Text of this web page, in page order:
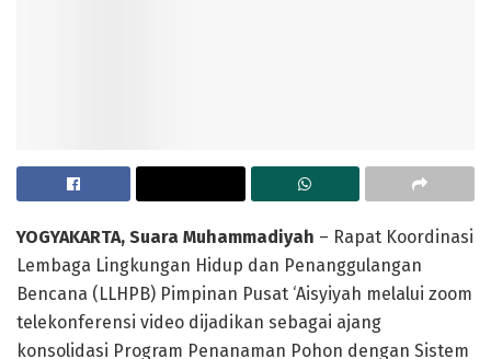
YOGYAKARTA, Suara Muhammadiyah – Rapat Koordinasi
Lembaga Lingkungan Hidup dan Penanggulangan
Bencana (LLHPB) Pimpinan Pusat ‘Aisyiyah melalui zoom
telekonferensi video dijadikan sebagai ajang
konsolidasi Program Penanaman Pohon dengan Sistem